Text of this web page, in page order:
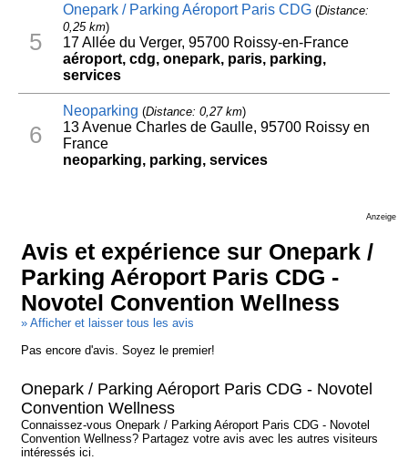
5
Onepark / Parking Aéroport Paris CDG(Distance:
0,25 km)
17 Allée du Verger, 95700 Roissy-en-France
aéroport, cdg, onepark, paris, parking,
services
6
Neoparking (Distance: 0,27 km)
13 Avenue Charles de Gaulle, 95700 Roissy en
France
neoparking, parking, services
Anzeige
Avis et expérience sur Onepark /
Parking Aéroport Paris CDG -
Novotel Convention Wellness
» Afficher et laisser tous les avis
Pas encore d'avis. Soyez le premier!
Onepark / Parking Aéroport Paris CDG - Novotel
Convention Wellness
Connaissez-vous Onepark / Parking Aéroport Paris CDG - Novotel
Convention Wellness? Partagez votre avis avec les autres visiteurs
intéressés ici.